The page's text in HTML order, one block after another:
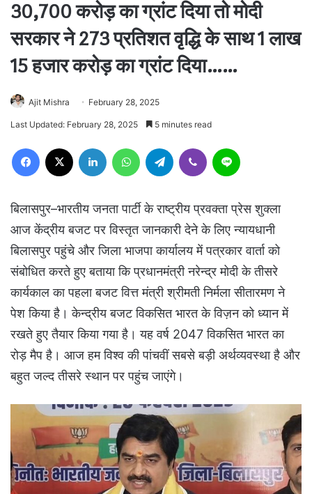
30,700 करोड़ का ग्रांट दिया तो मोदी
सरकार ने 273 प्रतिशत वृद्धि के साथ 1 लाख
15 हजार करोड़ का ग्रांट दिया……
Ajit Mishra February 28, 2025
Last Updated: February 28, 2025 5 minutes read
Facebook LinkedIn WhatsAppTelegram Viber
बिलासपुर–भारतीय जनता पार्टी के राष्ट्रीय प्रवक्ता प्रेस शुक्ला
आज केंद्रीय बजट पर विस्तृत जानकारी देने के लिए न्यायधानी
बिलासपुर पहुंचे और जिला भाजपा कार्यालय में पत्रकार वार्ता को
संबोधित करते हुए बताया कि प्रधानमंत्री नरेन्द्र मोदी के तीसरे
कार्यकाल का पहला बजट वित्त मंत्री श्रीमती निर्मला सीतारमण ने
पेश किया है। केन्द्रीय बजट विकसित भारत के विज़न को ध्यान में
रखते हुए तैयार किया गया है। यह वर्ष 2047 विकसित भारत का
रोड़ मैप है। आज हम विश्व की पांचवीं सबसे बड़ी अर्थव्यवस्था है और
बहुत जल्द तीसरे स्थान पर पहुंच जाएंगे।